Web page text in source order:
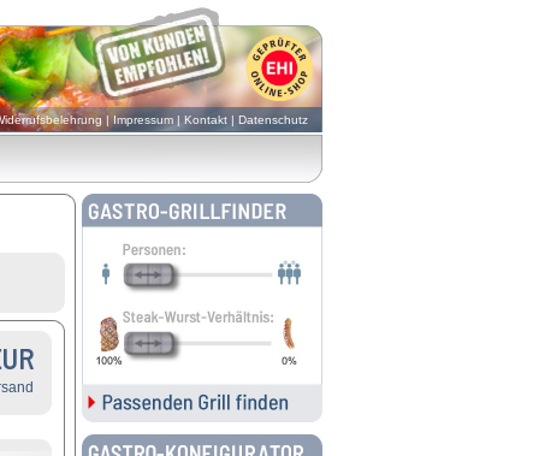
| Impressum| Kontakt| Datenschutz